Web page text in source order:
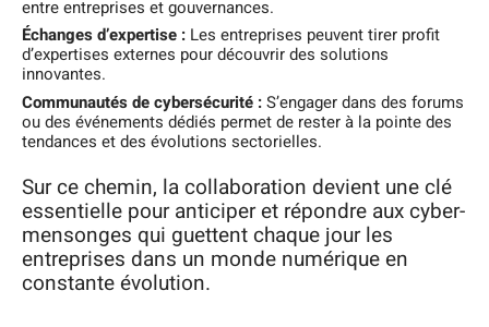
entre entreprises et gouvernances.
Échanges d’expertise : Les entreprises peuvent tirer profit
d’expertises externes pour découvrir des solutions
innovantes.
Communautés de cybersécurité :S’engager dans des forums
ou des événements dédiés permet de rester à la pointe des
tendances et des évolutions sectorielles.
Sur ce chemin, la collaboration devient une clé
essentielle pour anticiper et répondre aux cyber-
mensonges qui guettent chaque jour les
entreprises dans un monde numérique en
constante évolution.